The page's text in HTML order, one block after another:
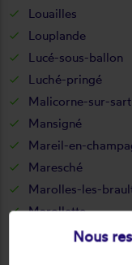
Louailles
Louplande
Lucé-sous-ballon
Luché-pringé
Malicorne-sur-
Mansigné
Mareil-en-
Maresché
Marolles-les-
Marollette
MellerayNous